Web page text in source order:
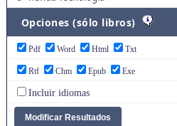
Opciones (sólo libros)
Pdf Word Html Txt
Rtf Chm Epub Exe
Incluir idiomas